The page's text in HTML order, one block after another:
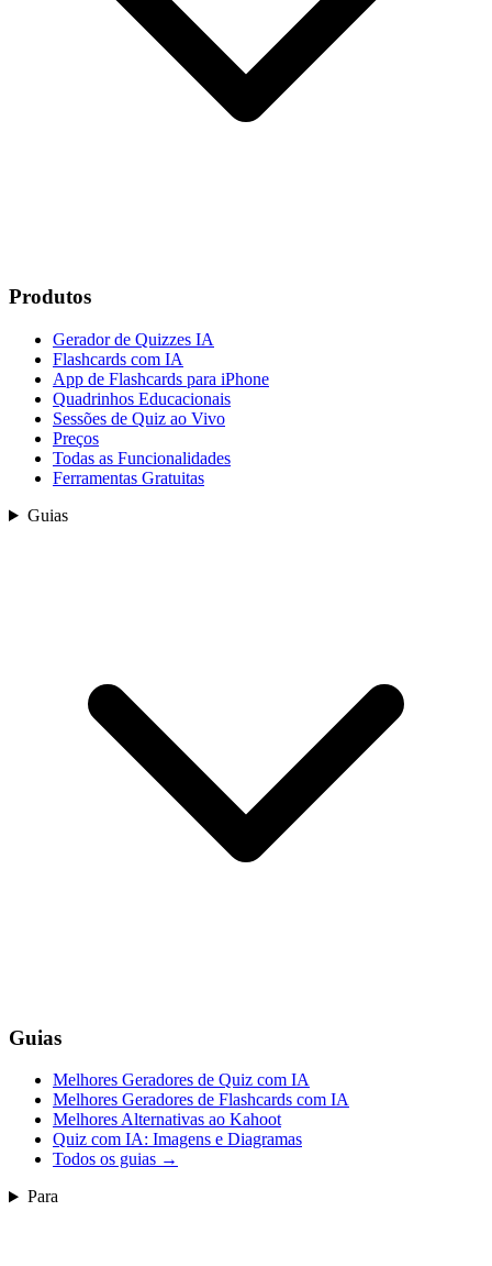
Produtos
Gerador de Quizzes IA
Flashcards com IA
App de Flashcards para iPhone
Quadrinhos Educacionais
Sessões de Quiz ao Vivo
Preços
Todas as Funcionalidades
Ferramentas Gratuitas
Guias
Guias
Melhores Geradores de Quiz com IA
Melhores Geradores de Flashcards com IA
Melhores Alternativas ao Kahoot
Quiz com IA: Imagens e Diagramas
Todos os guias →
Para